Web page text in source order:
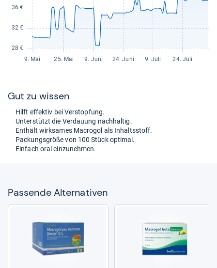
Gut zu wis­sen
Hilft effek­tiv bei Ver­stop­fung.
Unter­stützt die Ver­dau­ung nach­hal­tig.
Ent­hält wirk­sa­mes Macro­gol als Inhaltss­toff.
Packungs­größe von 100 Stück opti­mal.
Ein­fach oral ein­zu­neh­men.
Pas­sende Alter­na­ti­ven